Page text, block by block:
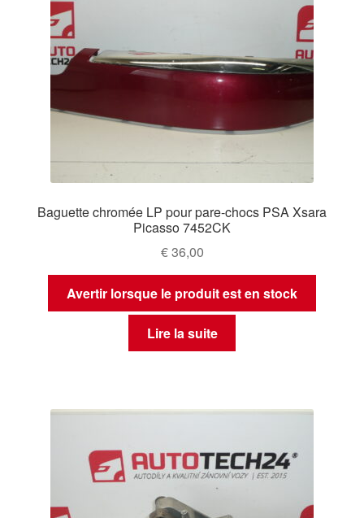
Baguette chromée LP pour pare-chocs PSA Xsara
Picasso 7452CK
€36,00
Avertir lorsque le produit est en stock
Lire la suite